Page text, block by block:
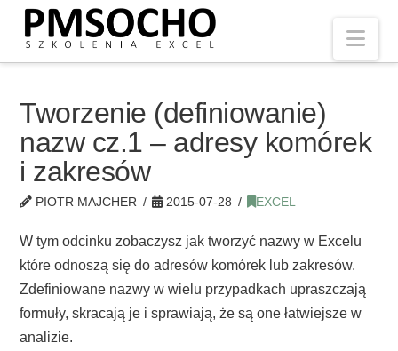
Tworzenie (definiowanie)
nazw cz.1 – adresy komórek
i zakresów
PIOTR MAJCHER 2015-07-28 EXCEL
W tym odcinku zobaczysz jak tworzyć nazwy w Excelu
które odnoszą się do adresów komórek lub zakresów.
Zdefiniowane nazwy w wielu przypadkach upraszczają
formuły, skracają je i sprawiają, że są one łatwiejsze w
analizie.